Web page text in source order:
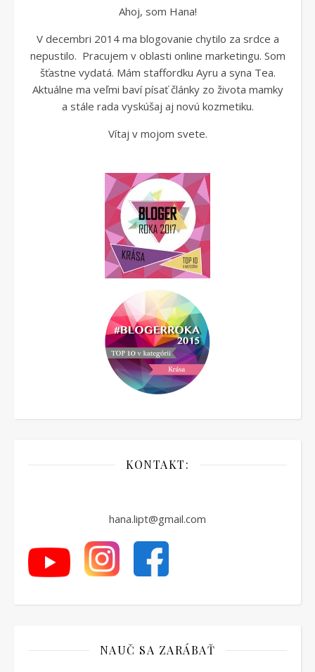
Ahoj, som Hana!
V decembri 2014 ma blogovanie chytilo za srdce a
nepustilo. Pracujem v oblasti online marketingu. Som
šťastne vydatá. Mám staffordku Ayru a syna Tea.
Aktuálne ma veľmi baví písať články zo života mamky
a stále rada vyskúšaj aj novú kozmetiku.
Vítaj v mojom svete.
KONTAKT:
hana.lipt@gmail.com
NAUČ SA ZARÁBAŤ